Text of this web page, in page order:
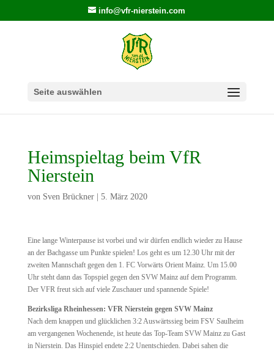
info@vfr-nierstein.com
Seite auswählen
Heimspieltag beim VfR
Nierstein
von Sven Brückner| 5. März 2020
Eine lange Winterpause ist vorbei und wir dürfen endlich wieder zu Hause
an der Bachgasse um Punkte spielen! Los geht es um 12.30 Uhr mit der
zweiten Mannschaft gegen den 1. FC Vorwärts Orient Mainz. Um 15.00
Uhr steht dann das Topspiel gegen den SVW Mainz auf dem Programm.
Der VFR freut sich auf viele Zuschauer und spannende Spiele!
Bezirksliga Rheinhessen: VFR Nierstein gegen SVW Mainz
Nach dem knappen und glücklichen 3:2 Auswärtssieg beim FSV Saulheim
am vergangenen Wochenende, ist heute das Top-Team SVW Mainz zu Gast
in Nierstein. Das Hinspiel endete 2:2 Unentschieden. Dabei sahen die